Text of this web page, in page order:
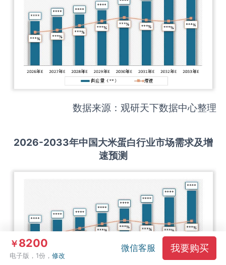
数据来源：观研天下数据中心整理
2026-2033年中国大米蛋白行业市场需求及增
速预测
￥8200
电子版，1份，修改
微信客服 我要购买